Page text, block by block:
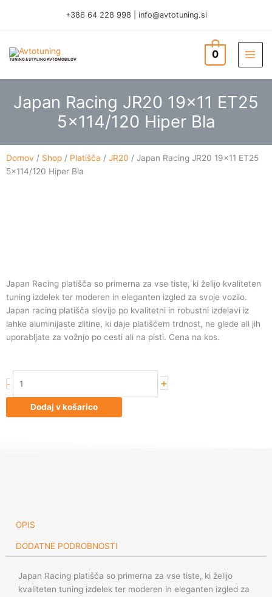
content
+386 64 228 998 info@avtotuning.si
TUNING & STYLING AVTOMOBILOV 0
Japan Racing JR20 19×11 ET25
5×114/120 Hiper Bla
Domov / Shop / Platišča / JR20 / Japan Racing JR20 19×11 ET25
5×114/120 Hiper Bla
Japan Racing platišča so primerna za vse tiste, ki želijo kvaliteten
tuning izdelek ter moderen in eleganten izgled za svoje vozilo.
Japan racing platišča slovijo po kvalitetni in robustni izdelavi iz
lahke aluminijaste zlitine, ki daje platiščem trdnost, ne glede ali jih
uporabljate za vožnjo po cesti ali na pisti. Cena na kos.
-
Racing
JR20
19x11
+
Dodaj v košarico
OPIS
DODATNE PODROBNOSTI
Japan Racing platišča so primerna za vse tiste, ki želijo
kvaliteten tuning izdelek ter moderen in eleganten izgled za